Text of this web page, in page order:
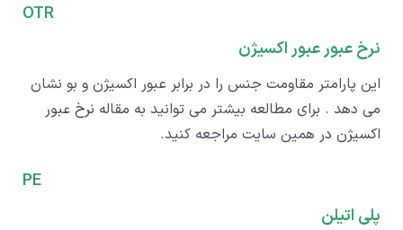
OTR
نرخ عبور عبور اکسیژن
این پارامتر مقاومت جنس را در برابر عبور اکسیژن و بو نشان
می دهد . برای مطالعه بیشتر می توانید به مقاله نرخ عبور
اکسیژن در همین سایت مراجعه کنید.
PE
پلی اتیلن